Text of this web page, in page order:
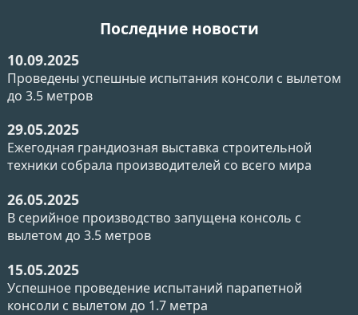
Последние новости
10.09.2025
Проведены успешные испытания консоли с вылетом
до 3.5 метров
29.05.2025
Ежегодная грандиозная выставка строительной
техники собрала производителей со всего мира
26.05.2025
В серийное производство запущена консоль с
вылетом до 3.5 метров
15.05.2025
Успешное проведение испытаний парапетной
консоли с вылетом до 1.7 метра